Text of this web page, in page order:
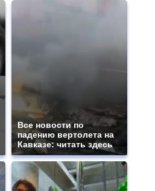
Все новости по
падению вертолета на
Кавказе: читать здесь